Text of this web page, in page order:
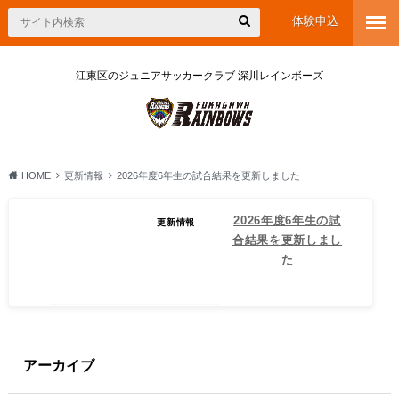
江東区のジュニアサッカークラブ 深川レインボーズ
体験申込
HOME 更新情報 2026年度6年生の試合結果を更新しました
更新情報
2026年度6年生の試
合結果を更新しまし
た
アーカイブ